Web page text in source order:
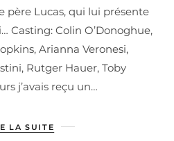
père Lucas, qui lui présente
Casting: Colin O’Donoghue,
Arianna Veronesi,
Rutger Hauer, Toby
j’avais reçu un…
LA SUITE